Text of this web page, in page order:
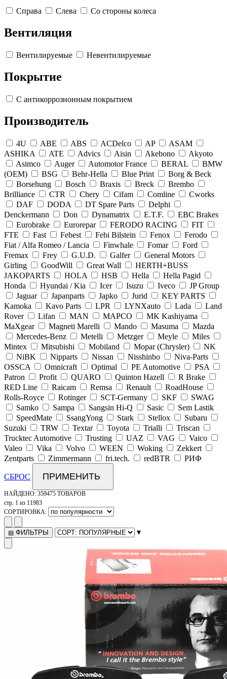
Справа Слева Со стороны колеса
Вентиляция
Вентилируемые Невентилируемые
Покрытие
С антикоррозионным покрытием
Производитель
4U ABE ABS ACDelco AP
ASAM
ASHIKA
ATE Advics Aisin Akebono
Akyoto
Asimco
Auger Automotor France BERAL
BMW
(OEM)
BSG Behr-Hella Blue Print
Borg & Beck
Borsehung
Bosch Braxis Breck
Brembo
Brilliance
CTR Chery Cifam Comline
Cworks
DAF
DODA DT Spare Parts
Delphi
Denckermann
Don Dynamatrix E.T.F.
EBC Brakes
Eurobrake
Eurorepar FERODO RACING
FIT
FTE
Fast Febest Febi Bilstein Fenox
Ferodo
Fiat / Alfa Romeo / Lancia
Finwhale Fomar
Ford
Fremax
Frey G.U.D. Galfer
General Motors
Girling
GoodWill Great Wall
HERTH+BUSS
JAKOPARTS
HOLA HSB Hella
Hella Pagid
Honda
Hyundai / Kia Icer Isuzu Iveco
JP Group
Jaguar
Japanparts Japko Jurid
KEY PARTS
Kamoka
Kavo Parts LPR LYNXauto Lada
Land
Rover
Lifan MAN MAPCO
MK Kashiyama
MaXgear
Magneti Marelli Mando Masuma
Mazda
Mercedes-Benz
Metelli Metzger Meyle
Miles
Mintex
Mitsubishi Mobiland Mopar (Chrysler)
NK
NiBK
Nipparts Nissan Nisshinbo
Niva-Parts
OSSCA
Omnicraft Optimal PE Automotive
PSA
Patron
Profit QUARO Quinton Hazell
R Brake
RED Line
Raicam Remsa Renault
RoadHouse
Rolls-Royce
Rotinger SCT-Germany SKF
SWAG
Samko
Sampa Sangsin Hi-Q Sasic
Sem Lastik
SpeedMate
SsangYong Stark Stellox
Subaru
Suzuki
TRW Textar Toyota Trialli
Triscan
Trucktec Automotive
Trusting UAZ VAG
Vaico
Valeo
Vika Volvo WEEN Woking
Zekkert
Zentparts
Zimmermann fri.tech. redBTR РИФ
СБРОС ПРИМЕНИТЬ
НАЙДЕНО: 359475 ТОВАРОВ
стр. 1 из 11983
СОРТИРОВКА:
▤ ФИЛЬТРЫ ▾